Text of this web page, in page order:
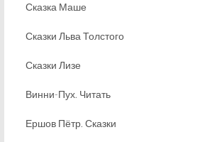
Сказка Маше
Сказки Льва Толстого
Сказки Лизе
Винни-Пух. Читать
Ершов Пётр. Сказки